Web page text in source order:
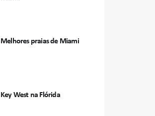
Melhores praias de Miami
Key West na Flórida